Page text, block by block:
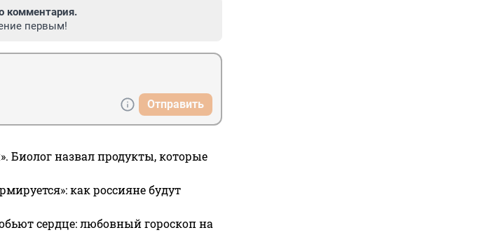
комментария.
первым!
Отправить
Биолог назвал продукты, которые
как россияне будут
сердце: любовный гороскоп на